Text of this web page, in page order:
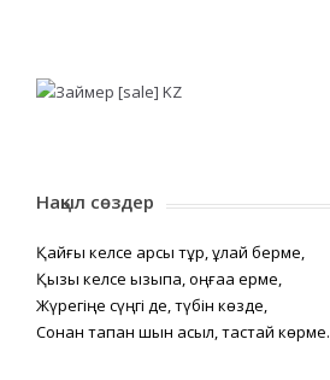
Нақыл сөздер
Қайғы келсе қарсы тұр, құлай берме,
Қызық келсе қызықпа, оңғаққа ерме,
Жүрегіңе сүңгі де, түбін көзде,
Сонан тапқан шын асыл, тастай көрме.